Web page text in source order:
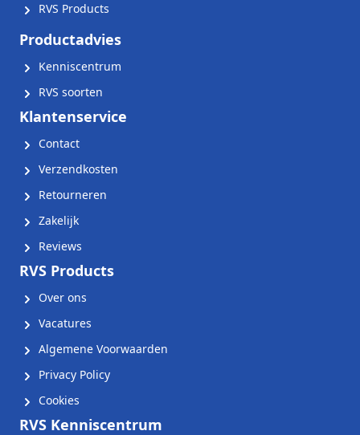
RVS Products
Productadvies
Kenniscentrum
RVS soorten
Klantenservice
Contact
Verzendkosten
Retourneren
Zakelijk
Reviews
RVS Products
Over ons
Vacatures
Algemene Voorwaarden
Privacy Policy
Cookies
RVS Kenniscentrum